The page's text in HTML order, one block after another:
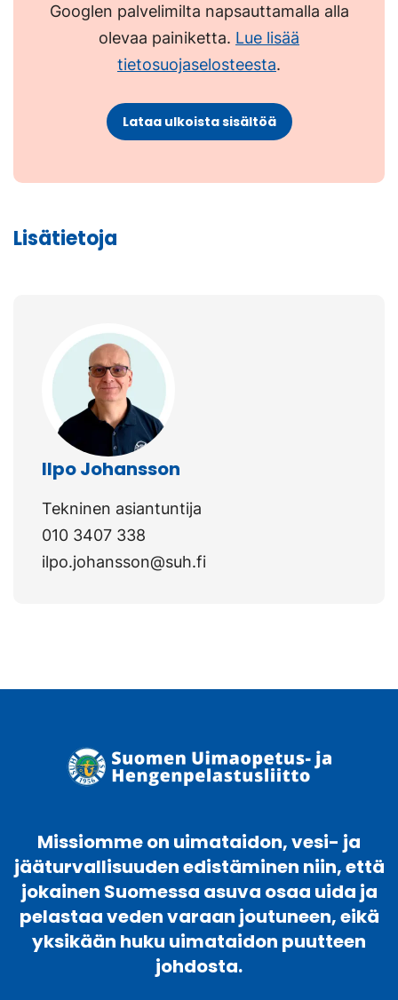
Googlen palvelimilta napsauttamalla alla
olevaa painiketta. Lue lisää
tietosuojaselosteesta.
Lataa ulkoista sisältöä
Lisätietoja
Ilpo Johansson
Tekninen asiantuntija
010 3407 338
ilpo.johansson@suh.fi
Missiomme on uimataidon, vesi- ja
jääturvallisuuden edistäminen niin, että
jokainen Suomessa asuva osaa uida ja
pelastaa veden varaan joutuneen, eikä
yksikään huku uimataidon puutteen
johdosta.